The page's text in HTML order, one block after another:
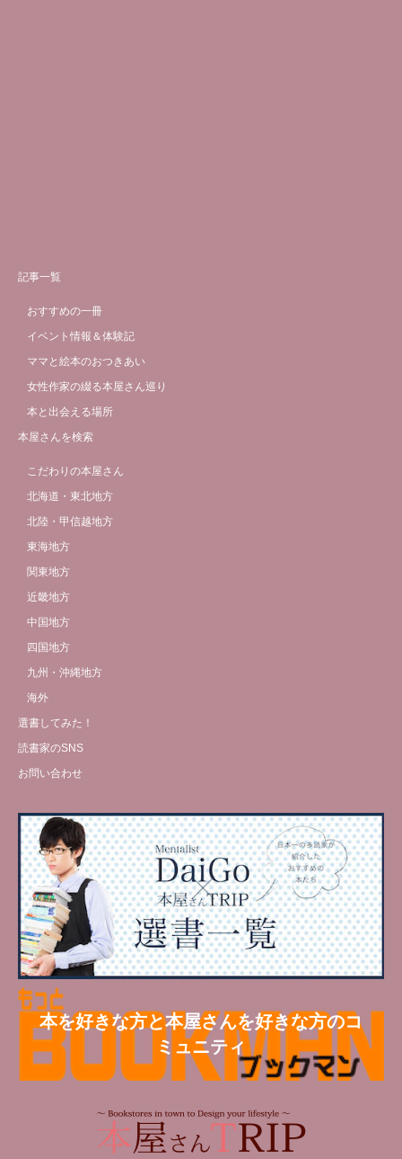
記事一覧
おすすめの一冊
イベント情報＆体験記
ママと絵本のおつきあい
女性作家の綴る本屋さん巡り
本と出会える場所
本屋さんを検索
こだわりの本屋さん
北海道・東北地方
北陸・甲信越地方
東海地方
関東地方
近畿地方
中国地方
四国地方
九州・沖縄地方
海外
選書してみた！
読書家のSNS
お問い合わせ
本を好きな方と本屋さんを好きな方のコ
ミュニティ